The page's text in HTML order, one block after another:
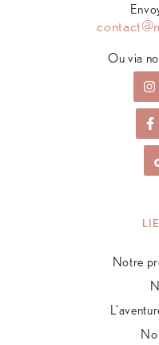
Ou via
Notre